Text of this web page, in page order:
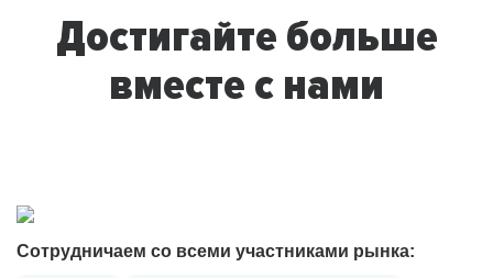
Достигайте больше
вместе с нами
Сотрудничаем со всеми участниками рынка: